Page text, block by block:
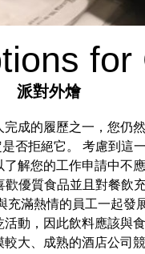
派對外燴
成的履歷之一，您仍
否拒絕它。 考慮到
解您的工作申請中不
歡優質食品並且對餐飲
充滿熱情的員工一起發
動，因此飲料應該與
大、成熟的酒店公司